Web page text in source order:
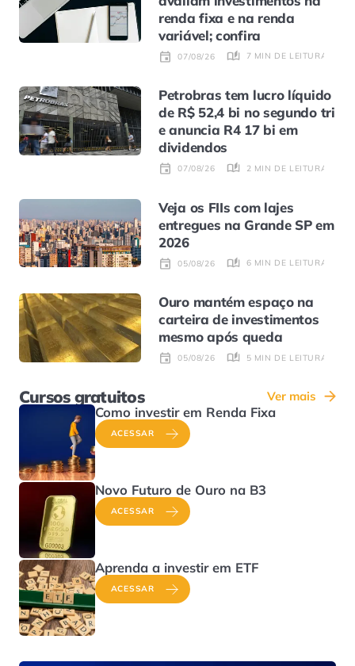
renda fixa e na renda
variável; confira
07/08/26 7 MIN DE LEITURA
Petrobras tem lucro líquido
de R$ 52,4 bi no segundo tri
e anuncia R4 17 bi em
dividendos
07/08/26 2 MIN DE LEITURA
Veja os FIIs com lajes
entregues na Grande SP em
2026
05/08/26 6 MIN DE LEITURA
Ouro mantém espaço na
carteira de investimentos
mesmo após queda
05/08/26 5 MIN DE LEITURA
Cursos gratuitos Ver mais
Como investir em Renda Fixa
ACESSAR
Novo Futuro de Ouro na B3
ACESSAR
Aprenda a investir em ETF
ACESSAR